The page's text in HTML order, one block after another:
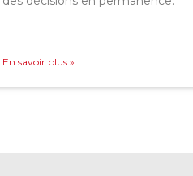
En savoir plus »